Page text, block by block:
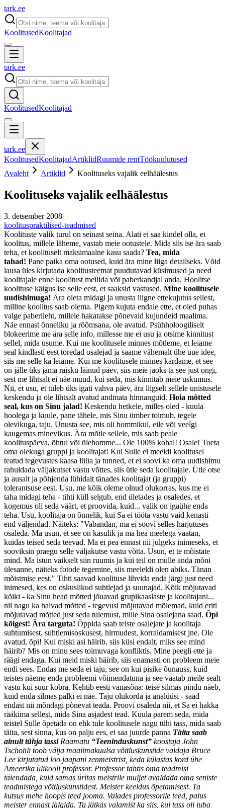
tark.ee
KoolitusedKoolitajad
tark.ee
KoolitusedKoolitajad
tark.ee
KoolitusedKoolitajadArtiklidRuumide rentTöökuulutused
Avaleht
Artiklid Koolituseks vajalik eelhäälestus
Koolituseks vajalik eelhäälestus
3. detsember 2008
koolituspraktilised-teadmised
Koolituste valik turul on seinast seina. Alati ei saa kindel olla, et
koolitus, millele läheme, vastab meie ootustele. Mida siis ise ära saab
teha, et koolituselt maksimaalne kasu saada? Tea, mida
tahad! Pane paika oma ootused, kuid ära mine liiga detailseks. Võid
lausa üles kirjutada koolitusteemat puudutavad küsimused ja need
koolitajale enne koolitust meilida või paberkandjal anda. Hoolitse
koolituse käigus ise selle eest, et saaksid vastused. Mine koolitusele
uudishimuga! Ära oleta midagi ja unusta liigne ettekujutus sellest,
milline koolitus saab olema. Pigem kujuta endale ette, et oled puhas
valge paberileht, millele hakatakse põnevaid kujundeid maalima.
Näe ennast õnneliku ja rõõmsana, ole avatud. Psühholoogiliselt
blokeerime me ära selle info, millesse me ei usu ja otsime kinnitust
sellel, mida usume. Kui me koolitusele minnes mõtleme, et leiame
seal kindlasti eest toredad osalejad ja saame vähemalt ühe uue idee,
siis me selle ka leiame. Kui me koolitusele minnes kardame, et see
on jälle üks jama raisku läinud päev, siis meie jaoks ta see just ongi,
sest me lihtsalt ei näe muud, kui seda, mis kinnitab meie uskumus.
Nii, et usu, et tuleb üks igati vahva päev, ära liigselt sellele unistusele
keskendu ja ole lihtsalt avatud andmata hinnanguid. Hoia mõtted
seal, kus on Sinu jalad! Keskendu hetkele, milles oled - kuula
hoolega ja kuule, pane tähele, mis Sinu ümber toimub, tegele
olevikuga, taju. Unusta see, mis oli hommikul, eile või veelgi
kaugemas minevikus. Ära mõtle sellele, mis saab peale
koolituspäeva, õhtul või ülehomme... Ole 100% kohal! Osale! Toeta
oma olekuga gruppi ja koolitajat! Kui Sulle ei meeldi koolitusel
teatud tegevustes kaasa lüüa ja tunned, et ei soovi ka oma uudishimu
rahuldada väljakutset vastu võttes, siis ütle seda koolitajale. Ütle otse
ja ausalt ja põhjenda lühidalt tänades koolitajat (ja gruppi)
tolerantsuse eest. Usu, me kõik oleme olnud olukorras, kus me ei
taha midagi teha - tihti küll selgub, end ületades ja osaledes, et
kogemus oli seda väärt, et proovida, kuid... valik on igaühe enda
teha. Usu, koolitaja on õnnelik, kui Sa ei tööta vastu vaid kenasti
end väljendad. Näiteks: "Vabandan, ma ei soovi selles harjutuses
osaleda. Ma usun, et see on kasulik ja ma hea meelega vaatan,
kuidas teised seda teevad. Ma ei pea ennast nii julgeks inimeseks, et
sooviksin praegu selle väljakutse vastu võtta. Usun, et te mõistate
mind. Ma istun vaikselt siin ruumis ja kui teil on mulle anda mõni
ülesanne, näiteks fotode tegemine, siis meeleldi olen abiks. Tänan
mõistmise eest." Tihti saavad koolituse lihvida enda järgi just need
inimesed, kes on oskuslikud suhtlejad ja suunajad. Kõik mõjutavad
kõiki - ka Sinu head mõtted jõuavad grupikaaslaste ja koolitajani...
nii nagu ka halvad mõtted - tegevusi mõjutavad mõlemad, kuid eriti
mõjutavad mõtted just seda tulemust, mille Sina osalejana saad. Õpi
kõigest! Ära targuta! Õppida saab teiste osalejate ja koolitaja
suhtumisest, suhtlemisoskusest, hirmudest, korraldamisest jne. Ole
avatud, õpi! Kui miski asi häirib, siis küsi endalt, miks see mind
häirib? Mis on minu sees toimuvaga konfliktis. Mine peegli ette ja
räägi endaga. Kui meid miski häirib, siis enamasti on probleem meie
endi sees. Endas me seda ei taju, see on kui pisike õunauss, kuid
teistes näeme enda probleemi võimendatuna ja see vaatab meile sealt
vastu kui suur kobra. Kehtib eesti vanasõna: teise silmas pindu näeb,
kuid enda silmas palki ei näe. Taju olukorda ja analüüsi - saad
endast nii mõndagi põnevat teada. Proovi osaleda nii, et Sa ei hakka
rääkima sellest, mida Sina asjadest tead. Kuula parem seda, mida
teistel Sulle õpetada on ehk tule koolitusele nagu tühi tass, mida saab
täita, sest sinna, kus on palju ees, ei saa juurde panna Täita saab
ainult tühja tassiRaamatu “Teeninduskunst” koostaja John
Tschohli toob välja maailmakuulsa võitluskunstide valdaja Bruce
Lee kirjutatud loo jaapani zenmeistrist, keda külastas kord ühe
Ameerika ülikooli professor. Professor tahtis oma teadmisi
täiendada, kuid samas üritas meistrile muljet avaldada oma seniste
teadmistega võitluskunstidest. Meister keeldus õpetamisest. Ta
kutsus mehe hoopis teed jooma. Valades professorile teed, palus
meister ennast jälgida. Ta jätkas valamist ka siis, kui tass oli juba